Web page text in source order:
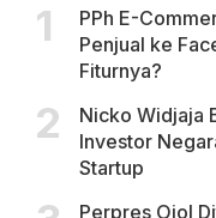
PPh E-
Penjual ke
Fiturnya?
Nicko Widjaja
Investor
Startup
Perpres Ojol